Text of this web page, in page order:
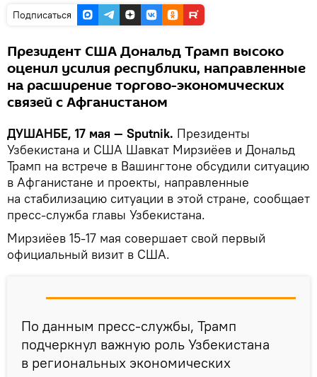
Подписаться
Президент США Дональд Трамп высоко
оценил усилия республики, направленные
на расширение торгово-экономических
связей с Афганистаном
ДУШАНБЕ, 17 мая — Sputnik. Президенты
Узбекистана и США Шавкат Мирзиёев и Дональд
Трамп на встрече в Вашингтоне обсудили ситуацию
в Афганистане и проекты, направленные
на стабилизацию ситуации в этой стране, сообщает
пресс-служба главы Узбекистана.
Мирзиёев 15-17 мая совершает свой первый
официальный визит в США.
По данным пресс-службы, Трамп
подчеркнул важную роль Узбекистана
в региональных экономических